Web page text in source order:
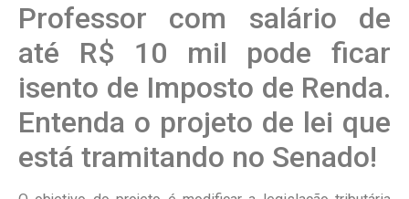
Professor com salário de
até R$ 10 mil pode ficar
isento de Imposto de Renda.
Entenda o projeto de lei que
está tramitando no Senado!